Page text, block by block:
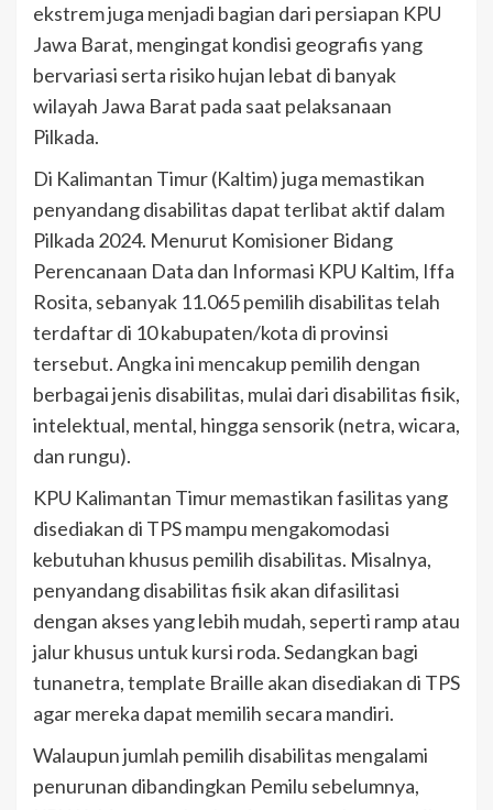
ekstrem juga menjadi bagian dari persiapan KPU
Jawa Barat, mengingat kondisi geografis yang
bervariasi serta risiko hujan lebat di banyak
wilayah Jawa Barat pada saat pelaksanaan
Pilkada.
Di Kalimantan Timur (Kaltim) juga memastikan
penyandang disabilitas dapat terlibat aktif dalam
Pilkada 2024. Menurut Komisioner Bidang
Perencanaan Data dan Informasi KPU Kaltim, Iffa
Rosita, sebanyak 11.065 pemilih disabilitas telah
terdaftar di 10 kabupaten/kota di provinsi
tersebut. Angka ini mencakup pemilih dengan
berbagai jenis disabilitas, mulai dari disabilitas fisik,
intelektual, mental, hingga sensorik (netra, wicara,
dan rungu).
KPU Kalimantan Timur memastikan fasilitas yang
disediakan di TPS mampu mengakomodasi
kebutuhan khusus pemilih disabilitas. Misalnya,
penyandang disabilitas fisik akan difasilitasi
dengan akses yang lebih mudah, seperti ramp atau
jalur khusus untuk kursi roda. Sedangkan bagi
tunanetra, template Braille akan disediakan di TPS
agar mereka dapat memilih secara mandiri.
Walaupun jumlah pemilih disabilitas mengalami
penurunan dibandingkan Pemilu sebelumnya,